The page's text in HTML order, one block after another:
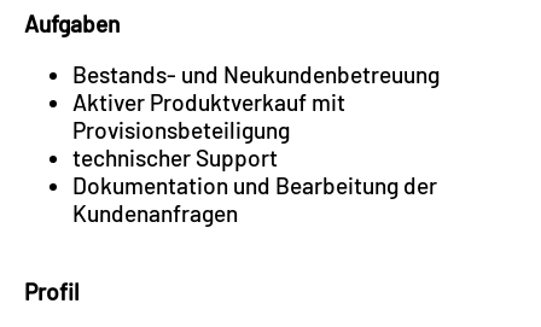
Aufgaben
Bestands- und Neukundenbetreuung
Aktiver Produktverkauf mit
Provisionsbeteiligung
technischer Support
Dokumentation und Bearbeitung der
Kundenanfragen
Profil